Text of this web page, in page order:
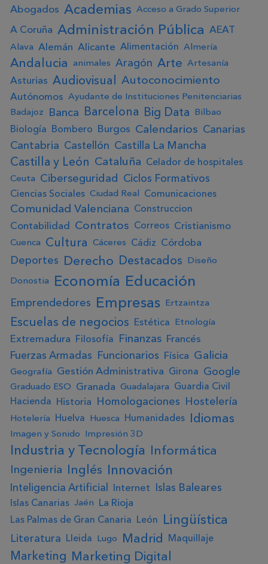
Abogados Academias Acceso a Grado Superior
A Coruña Administración Pública AEAT
Alava Alemán Alicante Alimentación Almería
Andalucia animales Aragón Arte Artesanía
Asturias Audiovisual Autoconocimiento
Autónomos Ayudante de Instituciones Penitenciarias
Badajoz
Banca Barcelona Big Data Bilbao
Biología Bombero Burgos Calendarios Canarias
Cantabria Castellón Castilla La Mancha
Castilla y León Cataluña Celador de hospitales
Ceuta Ciberseguridad Ciclos Formativos
Ciencias Sociales Ciudad Real Comunicaciones
Comunidad Valenciana Construccion
Contabilidad Contratos Correos Cristianismo
Cuenca Cultura Cáceres Cádiz Córdoba
Deportes Derecho Destacados Diseño
Donostia
Economía Educación
Emprendedores Empresas Ertzaintza
Escuelas de negocios Estética Etnología
Extremadura Filosofía Finanzas Francés
Fuerzas Armadas Funcionarios Física Galicia
Geografía Gestión Administrativa Girona Google
Graduado ESO Granada Guadalajara Guardia Civil
Hacienda Historia Homologaciones Hostelería
Hotelería Huelva Huesca Humanidades Idiomas
Imagen y Sonido Impresión 3D
Industria y Tecnología Informática
Ingenieria Inglés Innovación
Inteligencia Artificial Internet Islas Baleares
Islas Canarias Jaén La Rioja
Las Palmas de Gran Canaria León Lingüística
Literatura Lleida Lugo Madrid Maquillaje
Marketing Marketing Digital